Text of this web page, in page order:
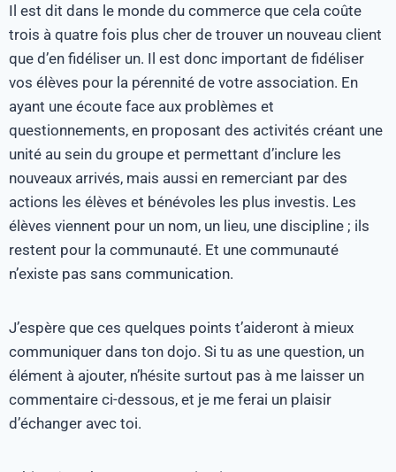
Il est dit dans le monde du commerce que cela coûte
trois à quatre fois plus cher de trouver un nouveau client
que d’en fidéliser un. Il est donc important de fidéliser
vos élèves pour la pérennité de votre association. En
ayant une écoute face aux problèmes et
questionnements, en proposant des activités créant une
unité au sein du groupe et permettant d’inclure les
nouveaux arrivés, mais aussi en remerciant par des
actions les élèves et bénévoles les plus investis. Les
élèves viennent pour un nom, un lieu, une discipline ; ils
restent pour la communauté. Et une communauté
n’existe pas sans communication.
J’espère que ces quelques points t’aideront à mieux
communiquer dans ton dojo. Si tu as une question, un
élément à ajouter, n’hésite surtout pas à me laisser un
commentaire ci-dessous, et je me ferai un plaisir
d’échanger avec toi.